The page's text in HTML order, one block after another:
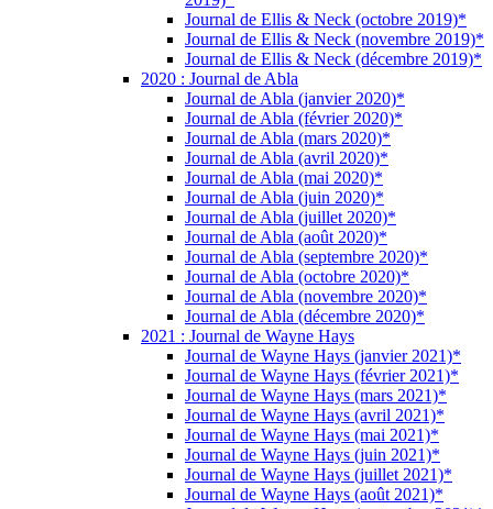
Journal de Ellis & Neck (octobre 2019)*
Journal de Ellis & Neck (novembre 2019)*
Journal de Ellis & Neck (décembre 2019)*
2020 : Journal de Abla
Journal de Abla (janvier 2020)*
Journal de Abla (février 2020)*
Journal de Abla (mars 2020)*
Journal de Abla (avril 2020)*
Journal de Abla (mai 2020)*
Journal de Abla (juin 2020)*
Journal de Abla (juillet 2020)*
Journal de Abla (août 2020)*
Journal de Abla (septembre 2020)*
Journal de Abla (octobre 2020)*
Journal de Abla (novembre 2020)*
Journal de Abla (décembre 2020)*
2021 : Journal de Wayne Hays
Journal de Wayne Hays (janvier 2021)*
Journal de Wayne Hays (février 2021)*
Journal de Wayne Hays (mars 2021)*
Journal de Wayne Hays (avril 2021)*
Journal de Wayne Hays (mai 2021)*
Journal de Wayne Hays (juin 2021)*
Journal de Wayne Hays (juillet 2021)*
Journal de Wayne Hays (août 2021)*